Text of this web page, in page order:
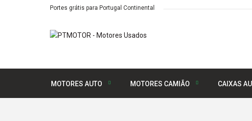
Portes grátis para Portugal Continental
MOTORES AUTO MOTORES CAMIÃO CAIXAS